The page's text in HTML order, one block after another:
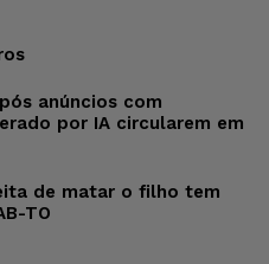
anúncios com
por IA circularem em
de matar o filho tem
TO